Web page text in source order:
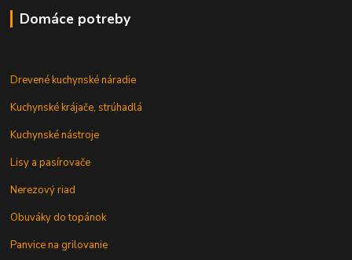
Domáce potreby
Drevené kuchynské náradie
Kuchynské krájače, strúhadlá
Kuchynské nástroje
Lisy a pasírovače
Nerezový riad
Obuváky do topánok
Panvice na grilovanie